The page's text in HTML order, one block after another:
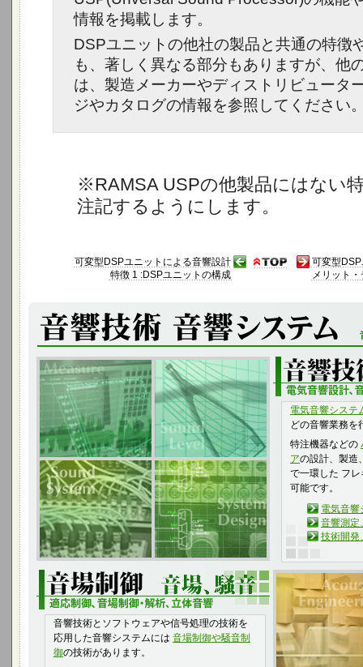
情報を掲載します。
DSPユニットの他社の製品と共通の特徴
も、著しく異なる部分もありますが、他
は、製造メーカーやディストリビュータ
ジやカタログの情報を参照してください
※RAMSA USPの他製品にはない
注記するようにします。
可変型DSPユニットによる音響設計
特徴 1 :DSPユニットの構成
可変型
メリット
電気音響システ
どの音響業務を
特注機器などの
アの設計、製造
で一環した フ
可能です。
電気音響
音響測定
技術開発
音響技術とソフトウェアや信号処理の技術を
応用した音響システムには 音場制御や騒音制
御の技術があります。